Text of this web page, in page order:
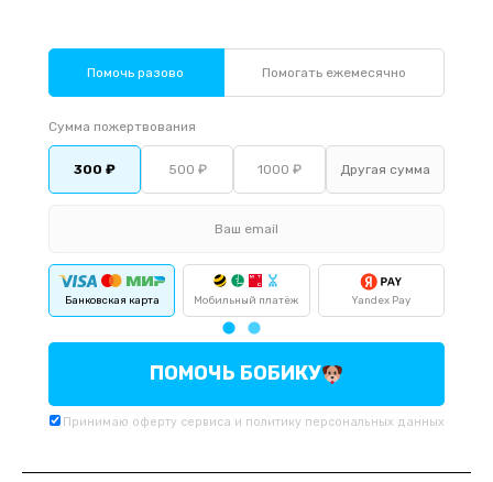
Помочь разово Помогать ежемесячно
Сумма пожертвования
300 ₽ 500 ₽ 1000 ₽
Банковская карта Мобильный платёж Yandex Pay
ПОМОЧЬ БОБИКУ
Принимаю оферту сервиса и политику персональных данных